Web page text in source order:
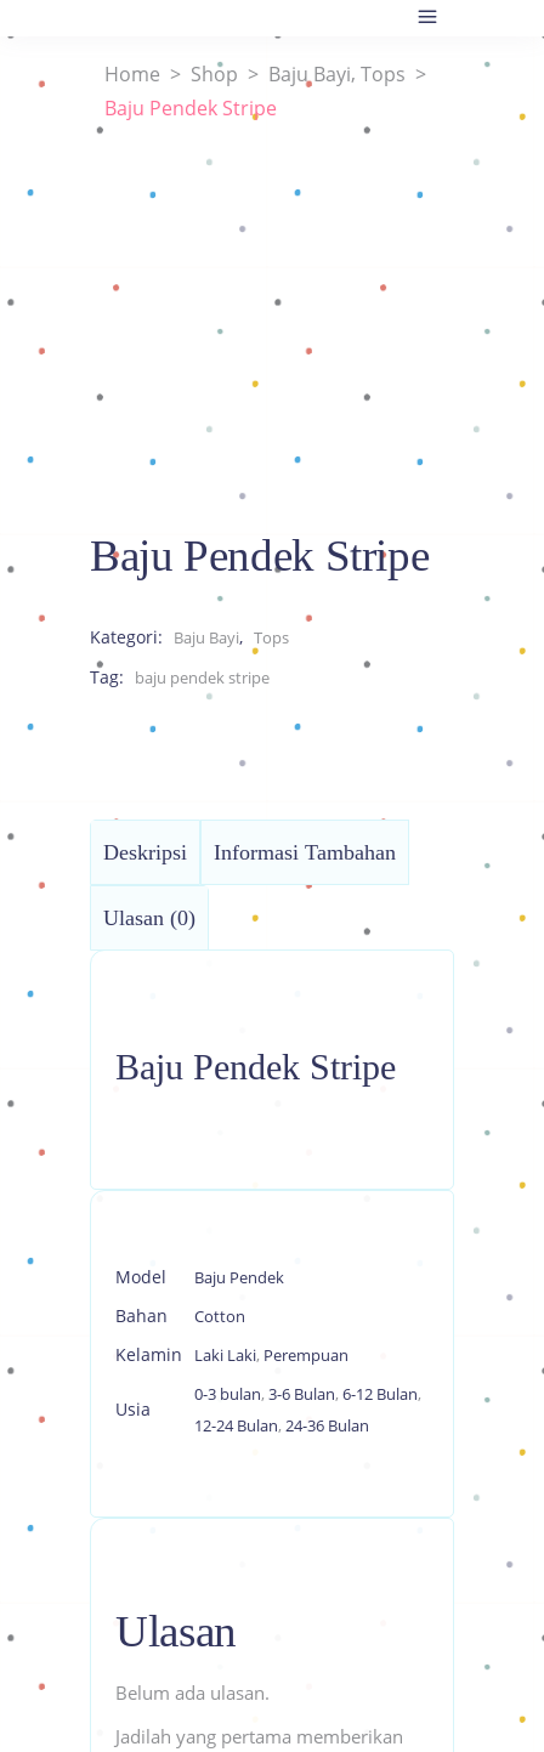
Home > Shop > Baju Bayi, Tops >
Baju Pendek Stripe
Baju Pendek Stripe
Kategori: Baju Bayi, Tops
Tag: baju pendek stripe
Deskripsi Informasi Tambahan
Ulasan (0)
Baju Pendek Stripe
Model Baju Pendek
Bahan Cotton
Kelamin Laki Laki, Perempuan
Usia
0-3 bulan, 3-6 Bulan, 6-12 Bulan,
12-24 Bulan, 24-36 Bulan
Ulasan
Belum ada ulasan.
Jadilah yang pertama memberikan